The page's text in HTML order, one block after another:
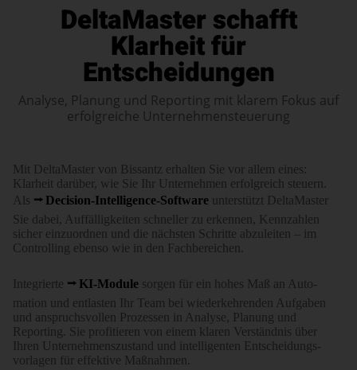
DeltaMaster schafft
Klarheit für
Entscheidungen
Analyse, Planung und Reporting mit klarem Fokus auf
erfolgreiche Unternehmensteuerung
Mit DeltaMaster von Bissantz erhalten Sie vor allem eines:
Klarheit darüber, wie Sie Ihr Unter­nehmen erfolgreich steuern.
Als
Decision-Intelligence-Software unter­stützt DeltaMaster
Sie dabei, Auffällig­keiten schneller zu erkennen, Kenn­zahlen
sicher einzu­ordnen und die nächsten Schritte abzu­leiten – im
Controlling ebenso wie in den Fach­bereichen.
Integrierte KI-Module sorgen für ein hohes Maß an Auto­
mation und entlasten Ihr Team bei wieder­kehrenden Aufgaben
und anspruchs­vollen Prozessen in Analyse, Planung und
Reporting. Sie profi­tieren von einem klaren Verständnis über
Ihren Unter­nehmens­zustand und intelli­genten Ent­schei­dungs­
vorlagen für effektive Maßnahmen.